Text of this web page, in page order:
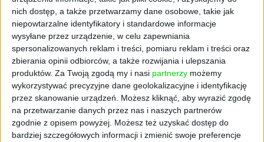
nich dostęp, a także przetwarzamy dane osobowe, takie jak
niepowtarzalne identyfikatory i standardowe informacje
wysyłane przez urządzenie, w celu zapewniania
spersonalizowanych reklam i treści, pomiaru reklam i treści oraz
zbierania opinii odbiorców, a także rozwijania i ulepszania
produktów. Za Twoją zgodą my i nasi partnerzy możemy
wykorzystywać precyzyjne dane geolokalizacyjne i identyfikację
przez skanowanie urządzeń. Możesz kliknąć, aby wyrazić zgodę
na przetwarzanie danych przez nas i naszych partnerów
zgodnie z opisem powyżej. Możesz też uzyskać dostęp do
bardziej szczegółowych informacji i zmienić swoje preferencje